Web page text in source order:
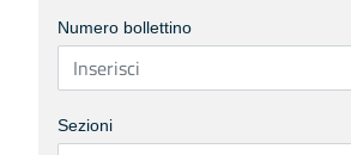
Numero bollettino
Sezioni